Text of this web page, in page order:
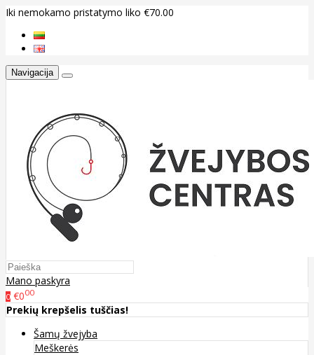
Iki nemokamo pristatymo liko €70.00
Navigacija
Mano paskyra
0 €000
Prekių krepšelis tuščias!
Šamų žvejyba
Meškerės